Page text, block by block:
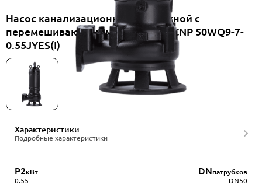
Насос канализационный погружной с
перемешивающим механизмом CNP 50WQ9-7-
0.55JYES(I)
Характеристики
Подробные характеристики
P2кВт
0.55
DNпатрубков
DN50